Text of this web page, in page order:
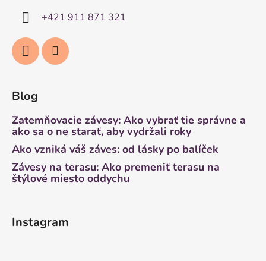
+421 911 871 321
Blog
Zatemňovacie závesy: Ako vybrať tie správne a
ako sa o ne starať, aby vydržali roky
Ako vzniká váš záves: od lásky po balíček
Závesy na terasu: Ako premeniť terasu na
štýlové miesto oddychu
Instagram